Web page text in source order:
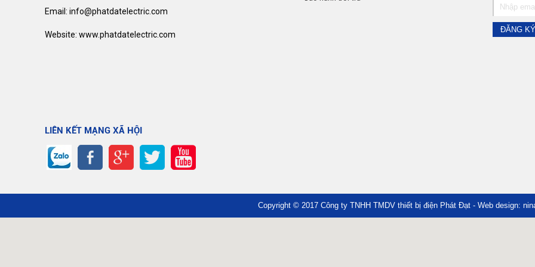
Email: info@phatdatelectric.com
Website: www.phatdatelectric.com
LIÊN KẾT MẠNG XÃ HỘI
Copyright © 2017 Công ty TNHH TMDV thiết bị điện Phát Đạt- Web design: